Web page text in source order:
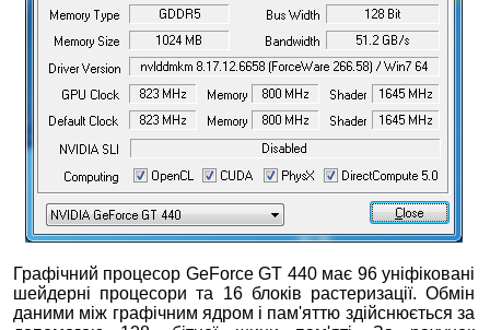
Графічний процесор GeForce GT 440 має 96 уніфіковані
шейдерні процесори та 16 блоків растеризації. Обмін
даними між графічним ядром і пам'яттю здійснюється за